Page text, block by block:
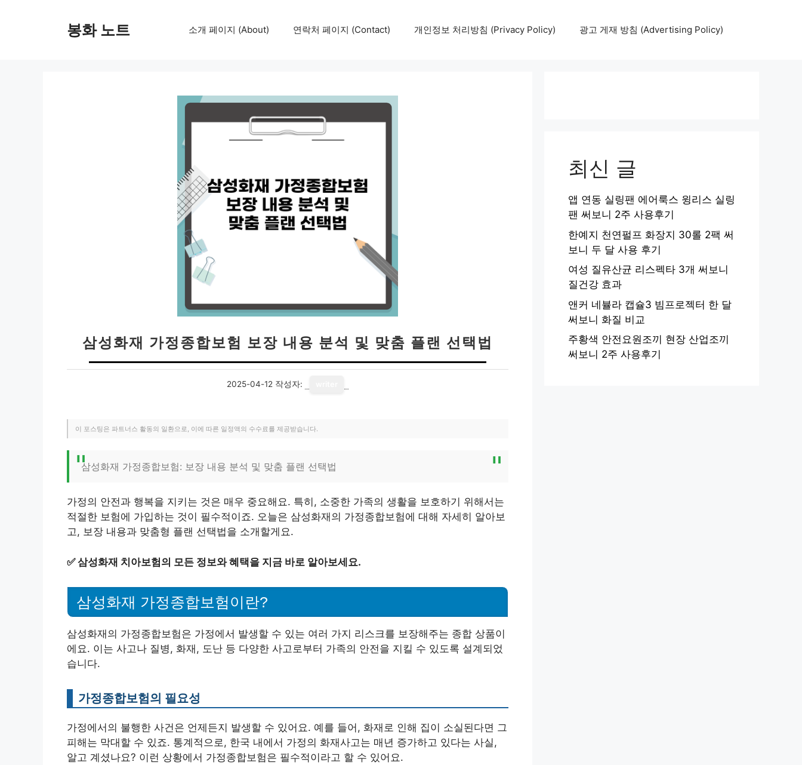
봉화 노트 소개 페이지 (About) 연락처 페이지 (Contact) 개인정보 처리방침 (Privacy Policy) 광고 게재 방침 (Advertising Policy)
삼성화재 가정종합보험 보장 내용 분석 및 맞춤 플랜 선택법
2025-04-12 작성자:
이 포스팅은 파트너스 활동의 일환으로, 이에 따른 일정액의 수수료를 제공받습니다.
삼성화재 가정종합보험: 보장 내용 분석 및 맞춤 플랜 선택법
가정의 안전과 행복을 지키는 것은 매우 중요해요. 특히, 소중한 가족의 생활을 보호하기 위해서는
적절한 보험에 가입하는 것이 필수적이죠. 오늘은 삼성화재의 가정종합보험에 대해 자세히 알아보
고, 보장 내용과 맞춤형 플랜 선택법을 소개할게요.
✅삼성화재 치아보험의 모든 정보와 혜택을 지금 바로 알아보세요.
삼성화재 가정종합보험이란?
삼성화재의 가정종합보험은 가정에서 발생할 수 있는 여러 가지 리스크를 보장해주는 종합 상품이
에요. 이는 사고나 질병, 화재, 도난 등 다양한 사고로부터 가족의 안전을 지킬 수 있도록 설계되었
습니다.
가정종합보험의 필요성
가정에서의 불행한 사건은 언제든지 발생할 수 있어요. 예를 들어, 화재로 인해 집이 소실된다면 그
피해는 막대할 수 있죠. 통계적으로, 한국 내에서 가정의 화재사고는 매년 증가하고 있다는 사실,
알고 계셨나요? 이런 상황에서 가정종합보험은 필수적이라고 할 수 있어요.
최신 글
앱 연동 실링팬 에어룩스 윙리스 실링
팬 써보니 2주 사용후기
한예지 천연펄프 화장지 30롤 2팩 써
보니 두 달 사용 후기
여성 질유산균 리스펙타 3개 써보니
질건강 효과
앤커 네뷸라 캡슐3 빔프로젝터 한 달
써보니 화질 비교
주황색 안전요원조끼 현장 산업조끼
써보니 2주 사용후기